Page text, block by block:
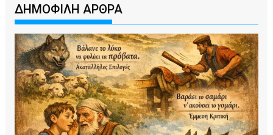
ΔΗΜΟΦΙΛΗ ΑΡΘΡΑ